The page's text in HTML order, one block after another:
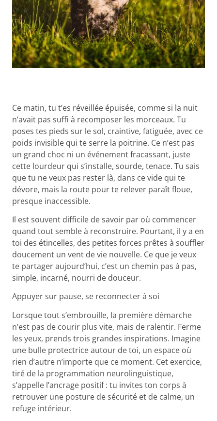
Ce matin, tu t’es réveillée épuisée, comme si la nuit
n’avait pas suffi à recomposer les morceaux. Tu
poses tes pieds sur le sol, craintive, fatiguée, avec ce
poids invisible qui te serre la poitrine. Ce n’est pas
un grand choc ni un événement fracassant, juste
cette lourdeur qui s’installe, sourde, tenace. Tu sais
que tu ne veux pas rester là, dans ce vide qui te
dévore, mais la route pour te relever paraît floue,
presque inaccessible.
Il est souvent difficile de savoir par où commencer
quand tout semble à reconstruire. Pourtant, il y a en
toi des étincelles, des petites forces prêtes à souffler
doucement un vent de vie nouvelle. Ce que je veux
te partager aujourd’hui, c’est un chemin pas à pas,
simple, incarné, nourri de douceur.
Appuyer sur pause, se reconnecter à soi
Lorsque tout s’embrouille, la première démarche
n’est pas de courir plus vite, mais de ralentir. Ferme
les yeux, prends trois grandes inspirations. Imagine
une bulle protectrice autour de toi, un espace où
rien d’autre n’importe que ce moment. Cet exercice,
tiré de la programmation neurolinguistique,
s’appelle l’ancrage positif : tu invites ton corps à
retrouver une posture de sécurité et de calme, un
refuge intérieur.